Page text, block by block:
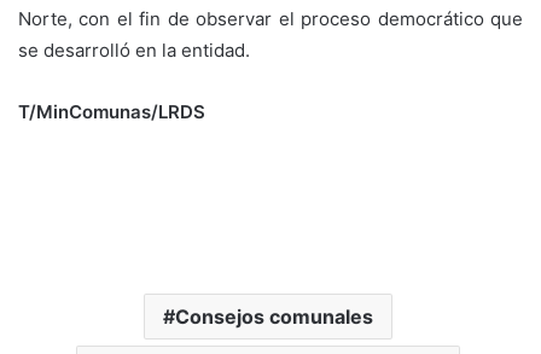
Norte, con el fin de observar el proceso democrático que
se desarrolló en la entidad.
T/MinComunas/LRDS
Consejos comunales